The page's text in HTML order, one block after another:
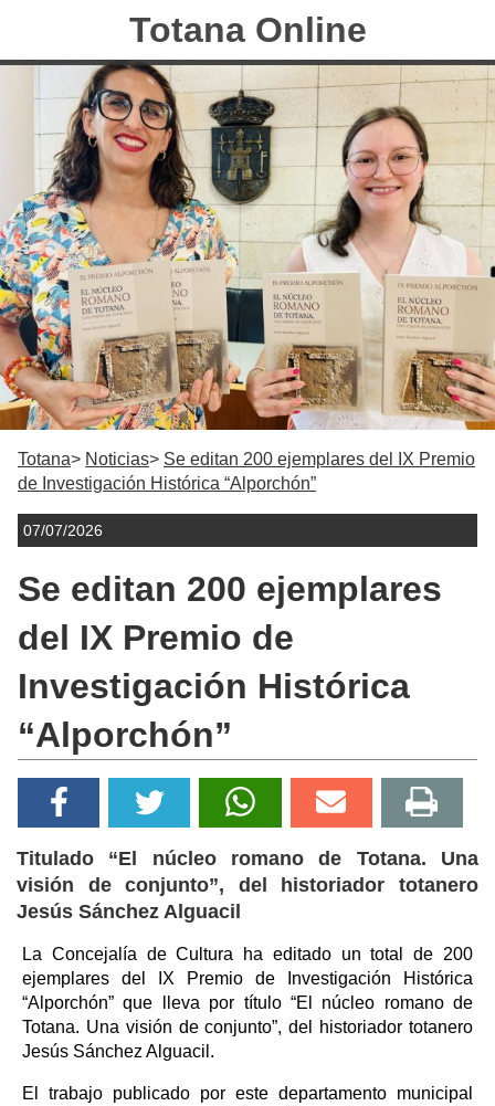
Totana Online
Totana Noticias
Se editan 200 ejemplares del IX Premio
de Investigación Histórica “Alporchón”
07/07/2026
Se editan 200 ejemplares
del IX Premio de
Investigación Histórica
“Alporchón”
Titulado “El núcleo romano de Totana. Una
visión de conjunto”, del historiador totanero
Jesús Sánchez Alguacil
La Concejalía de Cultura ha editado un total de 200
ejemplares del IX Premio de Investigación Histórica
“Alporchón” que lleva por título “El núcleo romano de
Totana. Una visión de conjunto”, del historiador totanero
Jesús Sánchez Alguacil.
El trabajo publicado por este departamento municipal